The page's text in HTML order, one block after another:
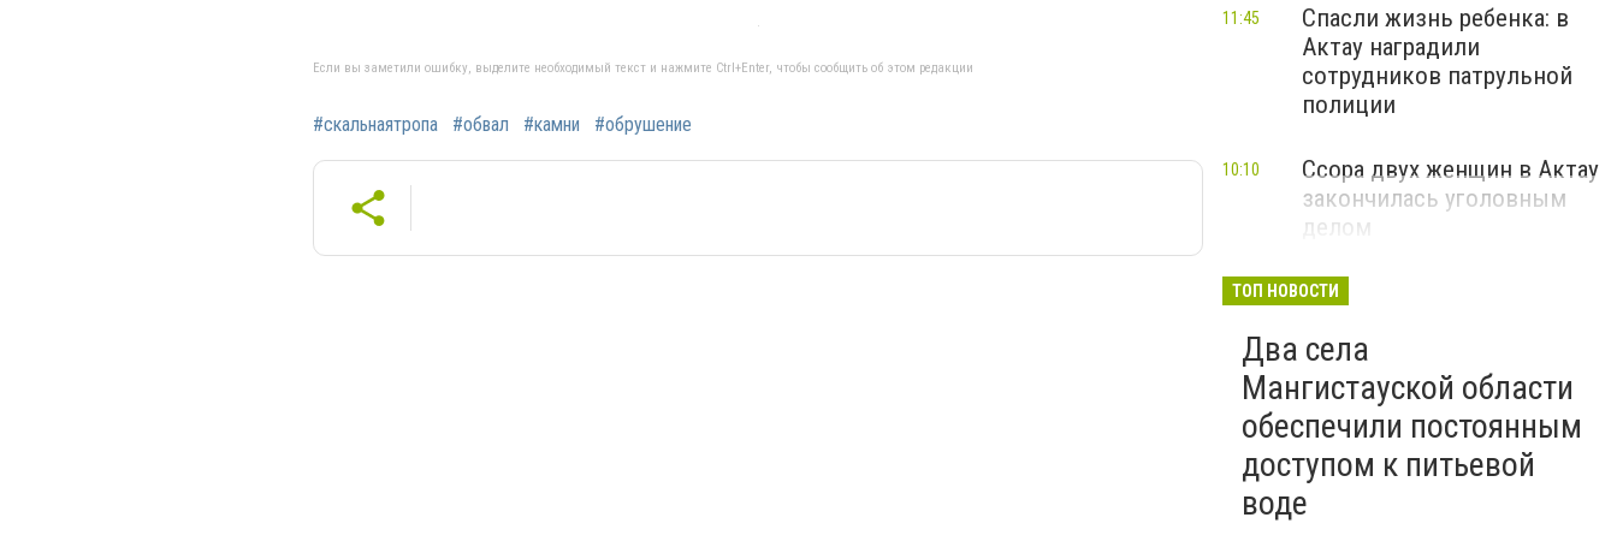
Если вы заметили ошибку, выделите необходимый текст и нажмите Ctrl+Enter, чтобы сообщить об этом редакции
#скальнаятропа #обвал #камни #обрушение
Спасли жизнь ребенка: в
Актау наградили
сотрудников патрульной
полиции
11:45
Ссора двух женщин в Актау
закончилась уголовным
делом
10:10
ТОП НОВОСТИ
Два села
Мангистауской области
обеспечили постоянным
доступом к питьевой
воде